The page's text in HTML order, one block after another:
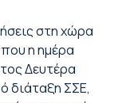
στη χώρα
η ημέρα
Δευτέρα
διάταξη ΣΣΕ,